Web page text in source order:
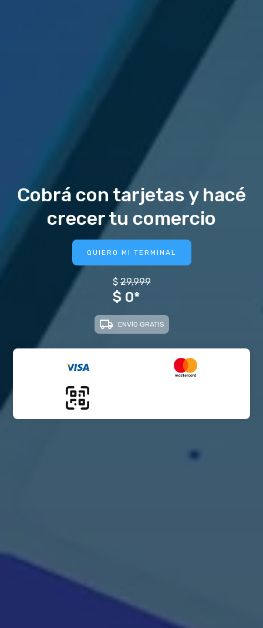
Cobrá con tarjetas y hacé
crecer tu comercio
QUIERO MI TERMINAL
$29,999
$ 0*
ENVÍO GRATIS